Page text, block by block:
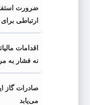
ضرورت
ارتباطی
اقدامات
نه فشار به
صادرات گاز
می‌یابد